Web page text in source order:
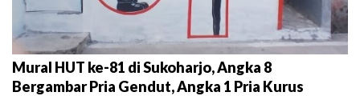
Mural HUT ke-81 di Sukoharjo, Angka 8
Bergambar Pria Gendut, Angka 1 Pria Kurus